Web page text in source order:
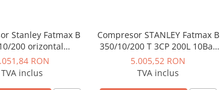
Stanley Fatmax B
200 orizontal
3CP 10Bar
390L/min
RON
TVA inclus
Compresor STANLEY Fatmax B
350/10/200 T 3CP 200L 10Bar
330L/min
5.005,52 RON
TVA inclus